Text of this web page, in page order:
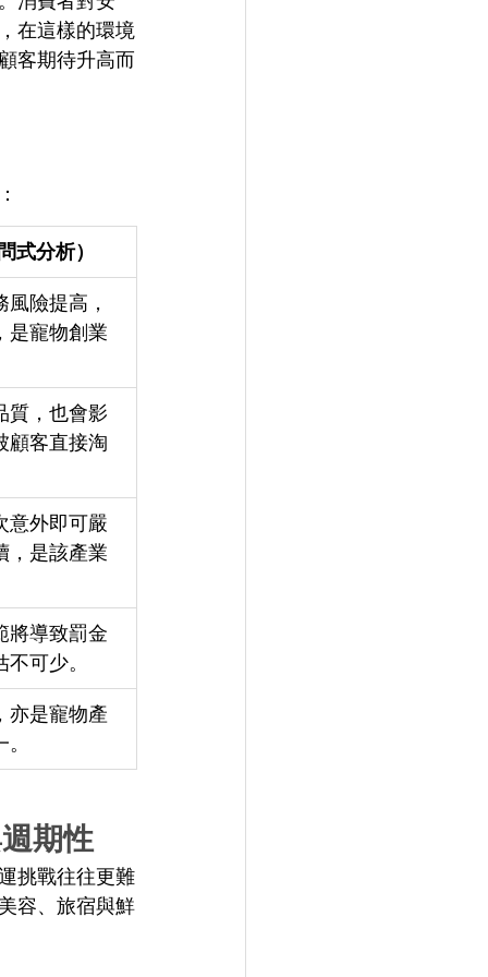
在這樣的環境
客期待升高而
式分析）
險提高，
是寵物創業
質，也會影
顧客直接淘
意外即可嚴
，是該產業
將導致罰金
可少。
亦是寵物產
期性
挑戰往往更難
容、旅宿與鮮